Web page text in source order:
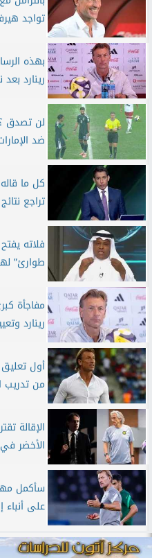
تواجد
بهذه
رينارد
لن تصدق
ضد
كل ما
تراجع
فلاته
طوارئ”
مفاجأة
رينارد
أول تعليق
من تدريب
الإقالة
الأخضر
سأكمل
على أنباء